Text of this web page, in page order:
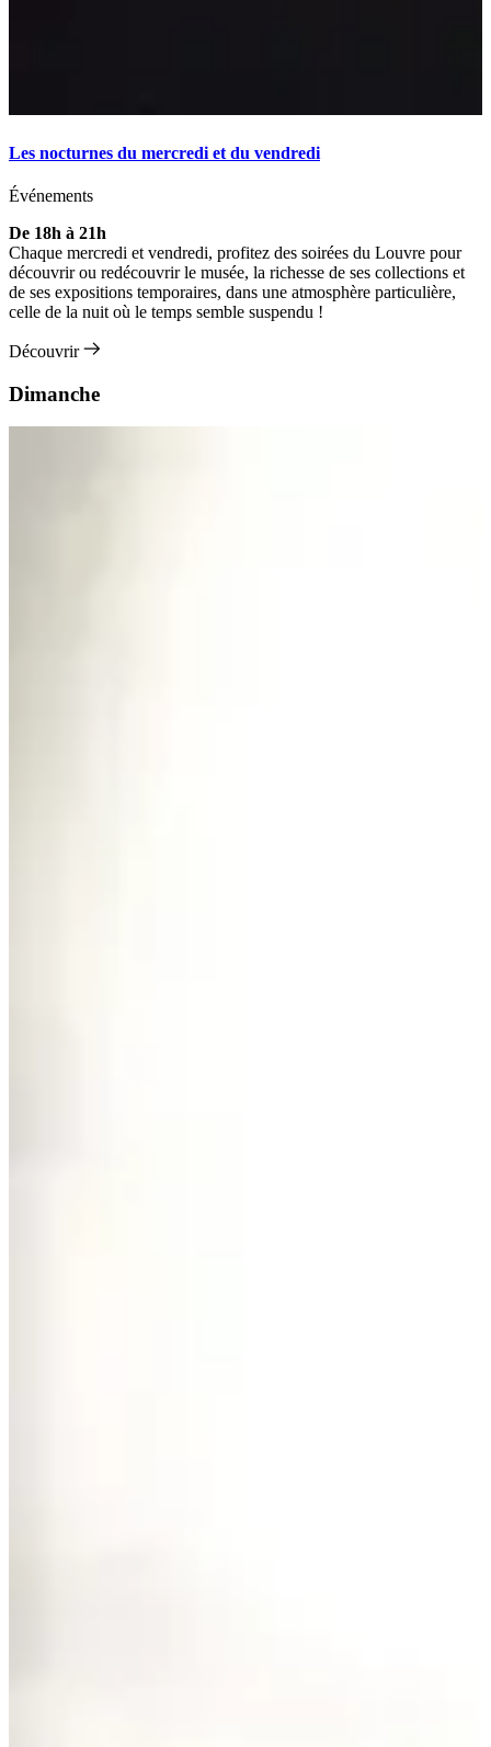
Les nocturnes du mercredi et du vendredi
Événements
De 18h à 21h
Chaque mercredi et vendredi, profitez des soirées du Louvre pour
découvrir ou redécouvrir le musée, la richesse de ses collections et
de ses expositions temporaires, dans une atmosphère particulière,
celle de la nuit où le temps semble suspendu !
Découvrir
Dimanche